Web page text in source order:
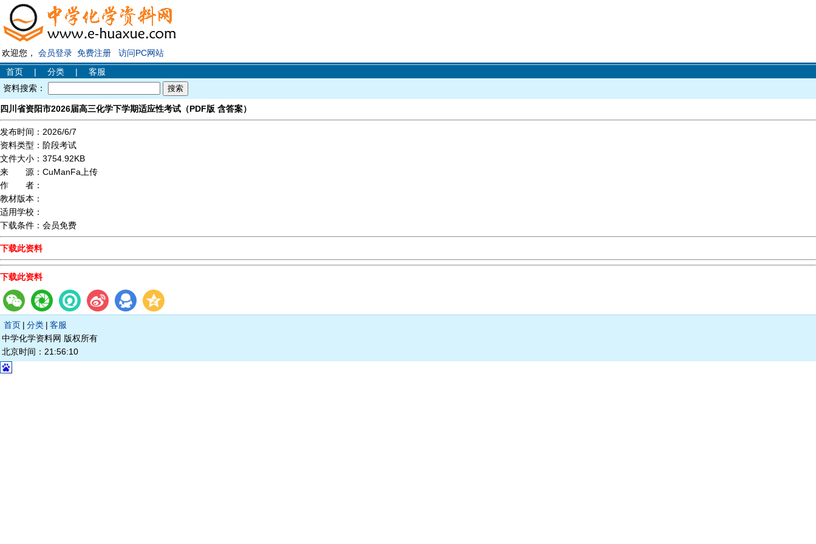
欢迎您， 会员登录 免费注册
访问PC网站
首页
| 分类 |
客服
资料搜索：
四川省资阳市2026届高三化学下学期适应性考试（PDF版 含答案）
发布时间： 2026/6/7
资料类型： 阶段考试
文件大小： 3754.92KB
来 源： CuManFa上传
作 者：
教材版本：
适用学校：
下载条件： 会员免费
下载此资料
下载此资料
首页 | 分类 | 客服
中学化学资料网 版权所有
北京时间：21:56:10